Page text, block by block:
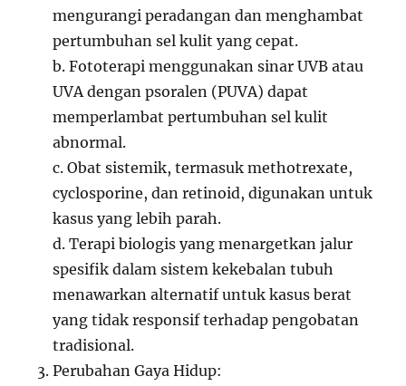
mengurangi peradangan dan menghambat
pertumbuhan sel kulit yang cepat.
b. Fototerapi menggunakan sinar UVB atau
UVA dengan psoralen (PUVA) dapat
memperlambat pertumbuhan sel kulit
abnormal.
c. Obat sistemik, termasuk methotrexate,
cyclosporine, dan retinoid, digunakan untuk
kasus yang lebih parah.
d. Terapi biologis yang menargetkan jalur
spesifik dalam sistem kekebalan tubuh
menawarkan alternatif untuk kasus berat
yang tidak responsif terhadap pengobatan
tradisional.
Perubahan Gaya Hidup: